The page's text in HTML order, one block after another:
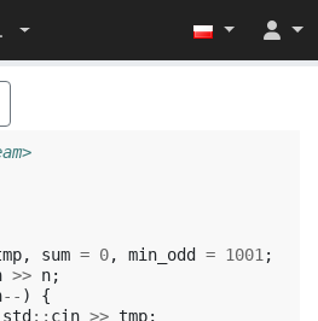
, sum = 0, min_odd = 1001 ;
>> n;
-- )
{
std :: cin >> tmp;